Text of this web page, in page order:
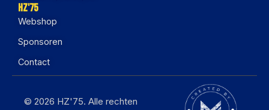
HZ'75
Webshop
Sponsoren
Contact
© 2026 HZ'75. Alle rechten